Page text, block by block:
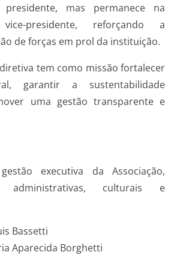
mas permanece na
presidente, reforçando a
de forças em prol da instituição.
tem como missão fortalecer
garantir a sustentabilidade
uma gestão transparente e
executiva da Associação,
administrativas, culturais e
Bassetti
Aparecida Borghetti